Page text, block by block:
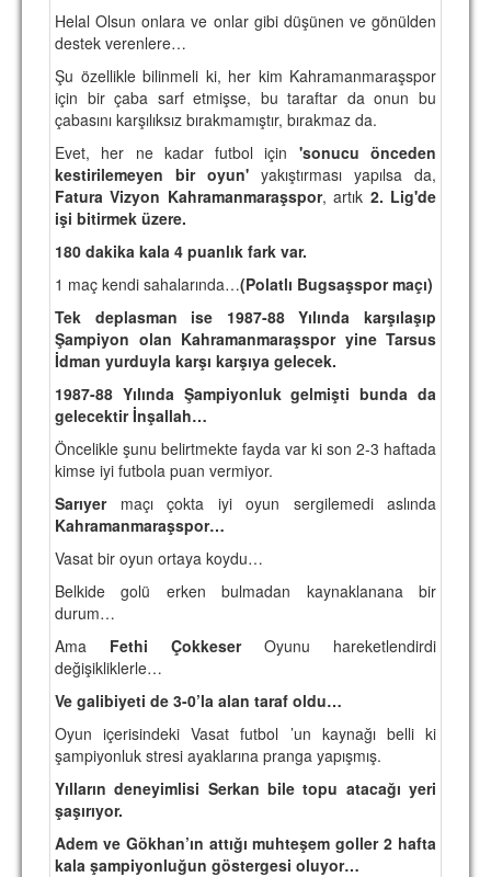
TARİHİ BAŞARILAR
BASINDAN
KUPA MAÇLARI
ESKi BAŞKANLAR
ESKİ HOCALAR
HAKKIMIZDA
MİSYON
HAKKIMIZDA
İRTİBAT
SİTE İSTATİSTİKLERİ
REKLAM YAYINI
Helal Olsun onlara ve onlar gibi düşünen ve gönülden
destek verenlere…
Şu özellikle bilinmeli ki, her kim Kahramanmaraşspor
için bir çaba sarf etmişse, bu taraftar da onun bu
çabasını karşılıksız bırakmamıştır, bırakmaz da.
Evet, her ne kadar futbol için 'sonucu önceden
kestirilemeyen bir oyun' yakıştırması yapılsa da,
Fatura Vizyon Kahramanmaraşspor, artık 2. Lig'de
işi bitirmek üzere.
180 dakika kala 4 puanlık fark var.
1 maç kendi sahalarında…(Polatlı Bugsaşspor maçı)
Tek deplasman ise 1987-88 Yılında karşılaşıp
Şampiyon olan Kahramanmaraşspor yine Tarsus
İdman yurduyla karşı karşıya gelecek.
1987-88 Yılında Şampiyonluk gelmişti bunda da
gelecektir İnşallah…
Öncelikle şunu belirtmekte fayda var ki son 2-3 haftada
kimse iyi futbola puan vermiyor.
Sarıyermaçı çokta iyi oyun sergilemedi aslında
Kahramanmaraşspor…
Vasat bir oyun ortaya koydu…
Belkide golü erken bulmadan kaynaklanana bir
durum…
Ama Fethi ÇokkeserOyunu hareketlendirdi
değişikliklerle…
Ve galibiyeti de 3-0’la alan taraf oldu…
Oyun içerisindeki Vasat futbol ’un kaynağı belli ki
şampiyonluk stresi ayaklarına pranga yapışmış.
Yılların deneyimlisi Serkan bile topu atacağı yeri
şaşırıyor.
Adem ve Gökhan’ın attığı muhteşem goller 2 hafta
kala şampiyonluğun göstergesi oluyor…